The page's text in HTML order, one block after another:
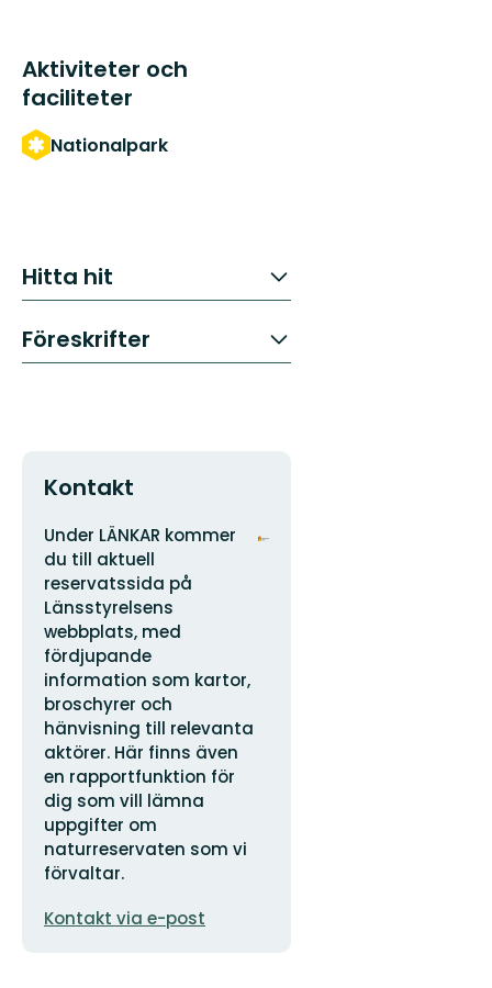
Aktiviteter och
faciliteter
Nationalpark
Hitta hit
Föreskrifter
Kontakt
Adress
Under LÄNKAR kommer
du till aktuell
reservatssida på
Länsstyrelsens
webbplats, med
fördjupande
information som kartor,
broschyrer och
hänvisning till relevanta
aktörer. Här finns även
en rapportfunktion för
dig som vill lämna
uppgifter om
naturreservaten som vi
förvaltar.
postadress
Kontakt via e-post
Organisationens